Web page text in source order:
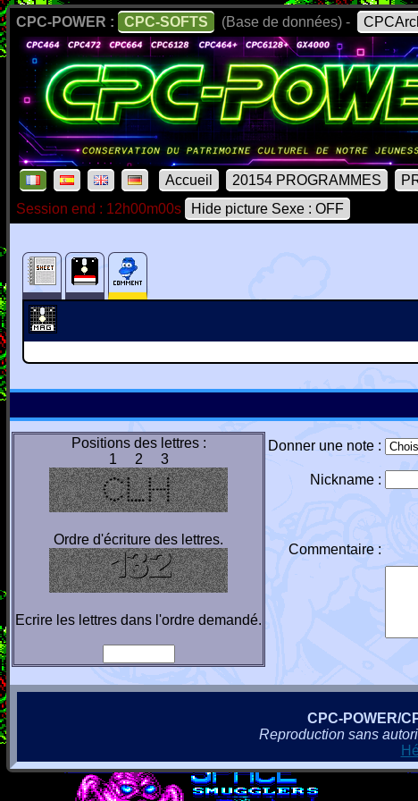
CPC-POWER : CPC-SOFTS (Base de données) -
Accueil 20154 PROGRAMMES
Session end : 12h00m00s
Hide picture Sexe : OFF
Positions des lettres :
1 2 3
Ordre d'écriture des lettres.
Ecrire les lettres dans l'ordre demandé.
Donner une note :
Nickname :
Commentaire :
CPC-POWER/
Reproduction sans